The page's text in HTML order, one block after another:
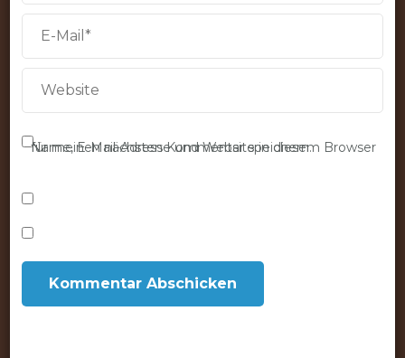
Name, E-Mail-Adresse und Website in diesem Browser für meinen nächsten Kommentar speichern.